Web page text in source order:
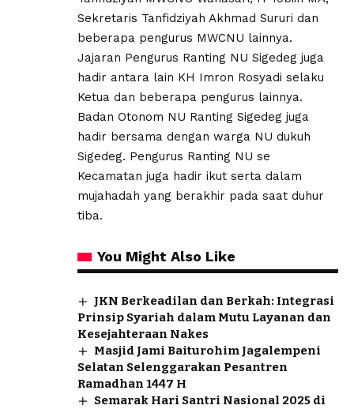
Sekretaris Tanfidziyah Akhmad Sururi dan
beberapa pengurus MWCNU lainnya.
Jajaran Pengurus Ranting NU Sigedeg juga
hadir antara lain KH Imron Rosyadi selaku
Ketua dan beberapa pengurus lainnya.
Badan Otonom NU Ranting Sigedeg juga
hadir bersama dengan warga NU dukuh
Sigedeg. Pengurus Ranting NU se
Kecamatan juga hadir ikut serta dalam
mujahadah yang berakhir pada saat duhur
tiba.
You Might Also Like
JKN Berkeadilan dan Berkah: Integrasi
Prinsip Syariah dalam Mutu Layanan dan
Kesejahteraan Nakes
Masjid Jami Baiturohim Jagalempeni
Selatan Selenggarakan Pesantren
Ramadhan 1447 H
Semarak Hari Santri Nasional 2025 di